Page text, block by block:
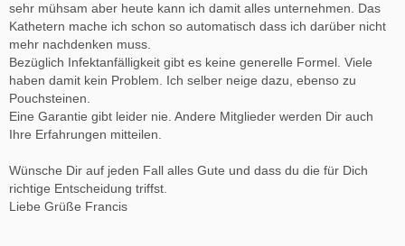
sehr mühsam aber heute kann ich damit alles unternehmen. Das
Kathetern mache ich schon so automatisch dass ich darüber nicht
mehr nachdenken muss.
Bezüglich Infektanfälligkeit gibt es keine generelle Formel. Viele
haben damit kein Problem. Ich selber neige dazu, ebenso zu
Pouchsteinen.
Eine Garantie gibt leider nie. Andere Mitglieder werden Dir auch
Ihre Erfahrungen mitteilen.
Wünsche Dir auf jeden Fall alles Gute und dass du die für Dich
richtige Entscheidung triffst.
Liebe Grüße Francis